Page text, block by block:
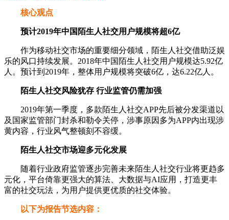
核心观点
预计2019年中国陌生人社交用户规模将超6亿
作为移动社交市场的重要细分领域，陌生人社交借助泛娱
乐的风口持续发展。2018年中国陌生人社交用户规模达5.92亿
人。预计到2019年，整体用户规模将突破6亿，达6.22亿人。
陌生人社交风险犹存 行业监管仍需加强
2019年第一季度，多款陌生人社交APP先后被分发渠道以
及国家监管部门封杀和勒令关停，涉事原因多为APP内出现涉
黄内容，行业风气整顿刻不容缓。
陌生人社交市场迎多元化发展
随着行业政府监管逐步完善未来陌生人社交行业将更趋多
元化，平台倚靠更强大的算法、大数据与AI应用，打造更丰
富的社交玩法，为用户提供更优质的社交体验。
以下为报告节选内容：